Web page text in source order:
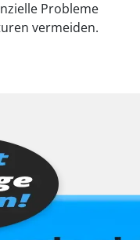
Probleme
vermeiden.